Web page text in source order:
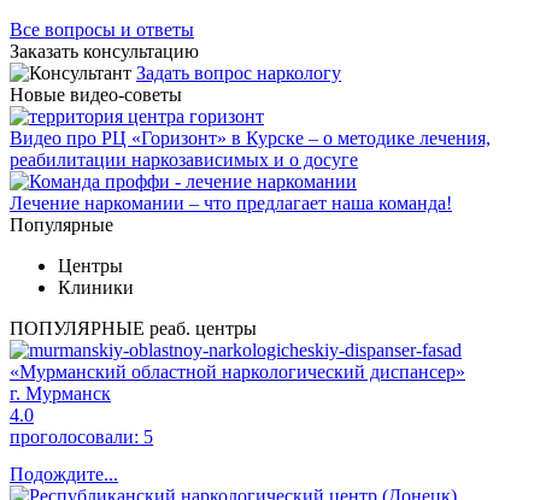
Все вопросы и ответы
Заказать консультацию
Задать вопрос наркологу
Новые видео-советы
Видео про РЦ «Горизонт» в Курске – о методике лечения,
реабилитации наркозависимых и о досуге
Лечение наркомании – что предлагает наша команда!
Популярные
Центры
Клиники
ПОПУЛЯРНЫЕ реаб. центры
«Мурманский областной наркологический диспансер»
г. Мурманск
4.0
проголосовали: 5
Подождите...